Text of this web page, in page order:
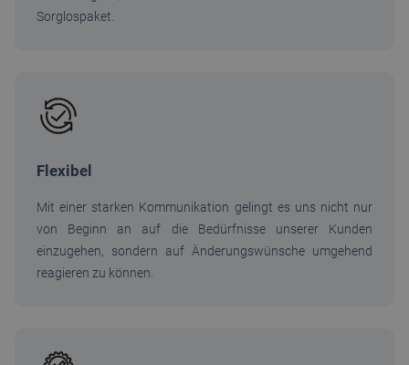
Sorglospaket.
Flexibel
Mit einer starken Kommunikation gelingt es uns nicht nur
von Beginn an auf die Bedürfnisse unserer Kunden
einzugehen, sondern auf Änderungswünsche umgehend
reagieren zu können.